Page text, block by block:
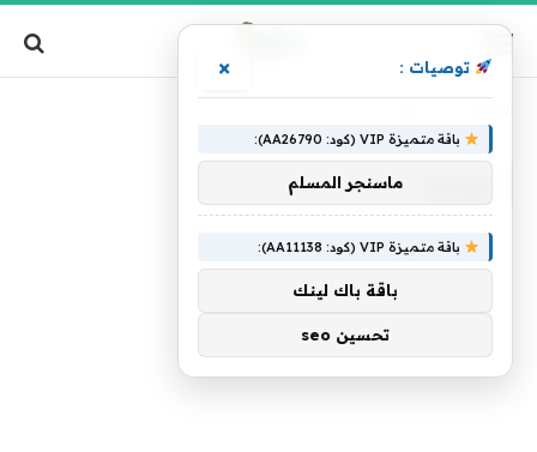
توصيات : ×
باقة متميزة VIP (كود: AA26790):
ماسنجر المسلم
باقة متميزة VIP (كود: AA11138):
باقة باك لينك
تحسين seo